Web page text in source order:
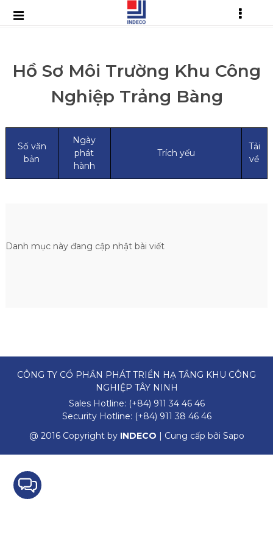
Hồ Sơ Môi Trường Khu Công
Nghiệp Trảng Bàng
Số văn
bản
Ngày
phát
hành
Trích yếu
Tải
về
Danh mục này đang cập nhật bài viết
CÔNG TY CỔ PHẦN PHÁT TRIỂN HẠ TẦNG KHU CÔNG
NGHIỆP TÂY NINH
Sales Hotline: (+84) 911 34 46 46
Security Hotline: (+84) 911 38 46 46
@ 2016 Copyright by INDECO | Cung cấp bởi Sapo